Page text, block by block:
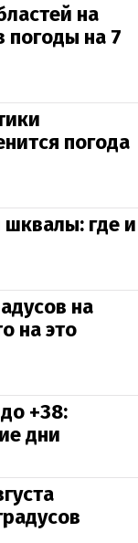
на
погоды на 7
погода
где и
на
на это
+38:
дни